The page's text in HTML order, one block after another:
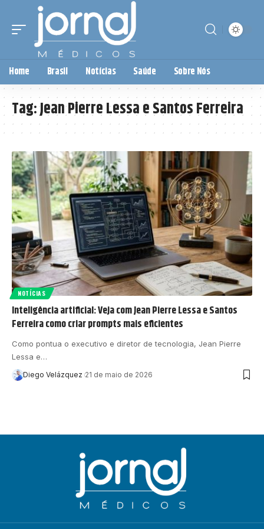
Home Brasil Notícias Saúde Sobre Nós
Tag:Jean Pierre Lessa e Santos Ferreira
NOTÍCIAS
Inteligência artificial: Veja com Jean Pierre Lessa e Santos
Ferreira como criar prompts mais eficientes
Como pontua o executivo e diretor de tecnologia, Jean Pierre
Lessa e…
Diego Velázquez 21 de maio de 2026